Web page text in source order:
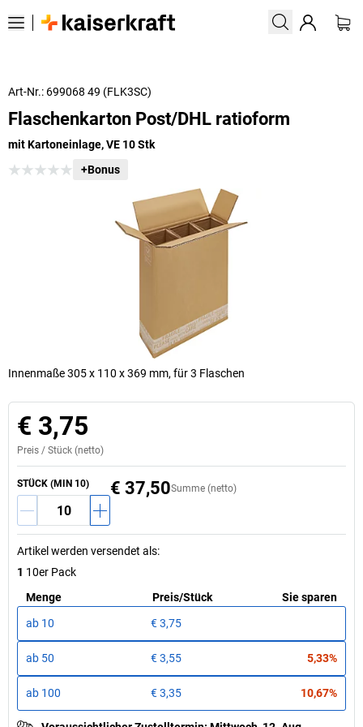
Art-Nr.: 699068 49 (FLK3SC)
Flaschenkarton Post/DHL ratioform
mit Kartoneinlage, VE 10 Stk
+Bonus
Innenmaße 305 x 110 x 369 mm, für 3 Flaschen
€ 3,75
Preis / Stück (netto)
STÜCK (MIN 10) Summe (netto)
€ 37,50
Artikel werden versendet als:
1 10er Pack
Menge
Preis/Stück
Sie sparen
ab 10 € 3,75
ab 50 € 3,55 5,33%
ab 100 € 3,35 10,67%